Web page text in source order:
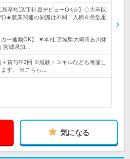
新卒歓迎/正社員デビューOK☆】◇大卒以
)★農業関連の知識は不問！人柄＆意欲重
カー通勤OK】 ▼本社 宮城県大崎市古川休
宮城県加…
＋賞与年2回 ※経験・スキルなども考慮し
ます。 ※こちら…
気になる